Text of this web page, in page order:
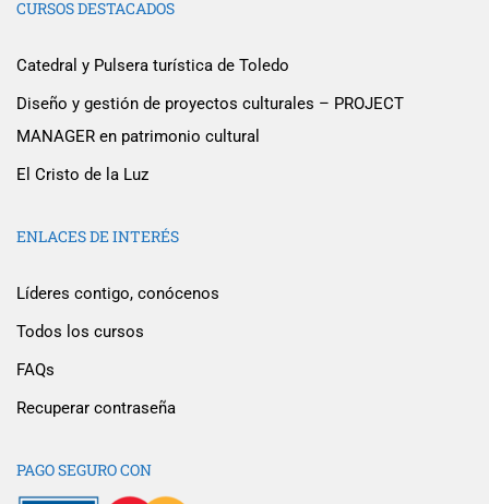
CURSOS DESTACADOS
Catedral y Pulsera turística de Toledo
Diseño y gestión de proyectos culturales – PROJECT
MANAGER en patrimonio cultural
El Cristo de la Luz
ENLACES DE INTERÉS
Líderes contigo, conócenos
Todos los cursos
FAQs
Recuperar contraseña
PAGO SEGURO CON